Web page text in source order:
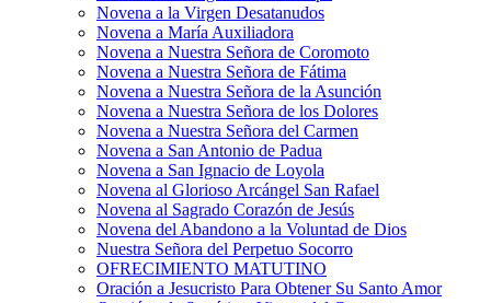
Novena a la Virgen Desatanudos
Novena a María Auxiliadora
Novena a Nuestra Señora de Coromoto
Novena a Nuestra Señora de Fátima
Novena a Nuestra Señora de la Asunción
Novena a Nuestra Señora de los Dolores
Novena a Nuestra Señora del Carmen
Novena a San Antonio de Padua
Novena a San Ignacio de Loyola
Novena al Glorioso Arcángel San Rafael
Novena al Sagrado Corazón de Jesús
Novena del Abandono a la Voluntad de Dios
Nuestra Señora del Perpetuo Socorro
OFRECIMIENTO MATUTINO
Oración a Jesucristo Para Obtener Su Santo Amor